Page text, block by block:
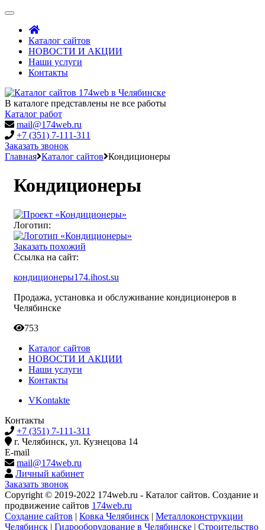
Toggle
navigation
Каталог сайтов
НОВОСТИ И АКЦИИ
Наши услуги
Контакты
В каталоге представлены не все работы
Каталог работ
mail@174web.ru
+7 (351) 7-111-311
Заказать звонок
Главная Каталог сайтов Кондиционеры
Кондиционеры
Логотип:
Заказать похожий
Ссылка на сайт:
кондиционеры174.ihost.su
Продажа, установка и обслуживание кондиционеров в
Челябинске
753
Каталог сайтов
НОВОСТИ И АКЦИИ
Наши услуги
Контакты
VKontakte
Контакты
+7 (351) 7-111-311
г. Челябинск, ул. Кузнецова 14
E-mail
mail@174web.ru
Личный кабинет
Заказать звонок
Copyright © 2019-2022 174web.ru - Каталог сайтов. Создание и
продвижение сайтов 174web.ru
Создание сайтов | Ковка Челябинск | Металлоконструкции
Челябинск | Гидрооборудование в Челябинске | Строительство